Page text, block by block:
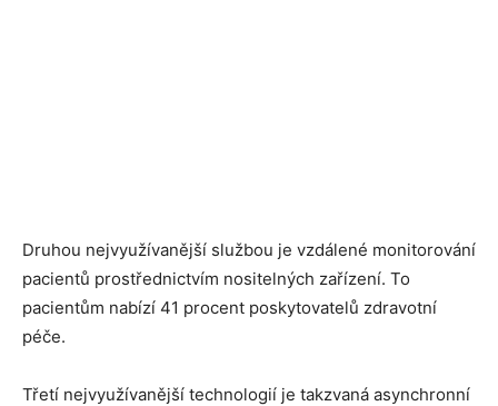
Druhou nejvyužívanější službou je vzdálené monitorování
pacientů prostřednictvím nositelných zařízení. To
pacientům nabízí 41 procent poskytovatelů zdravotní
péče.
Třetí nejvyužívanější technologií je takzvaná asynchronní